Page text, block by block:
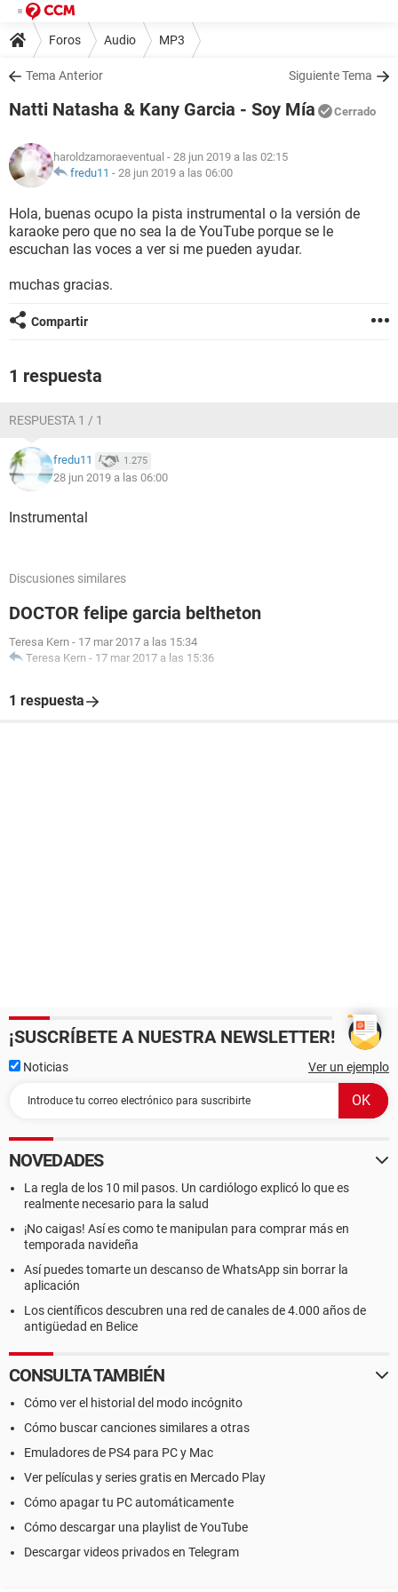
Foros Audio MP3
Tema Anterior Siguiente Tema
Natti Natasha & Kany Garcia - Soy Mía Cerrado
haroldzamoraeventual - 28 jun 2019 a las 02:15
fredu11 - 28 jun 2019 a las 06:00
Hola, buenas ocupo la pista instrumental o la versión de
karaoke pero que no sea la de YouTube porque se le
escuchan las voces a ver si me pueden ayudar.
muchas gracias.
Compartir
1 respuesta
RESPUESTA 1 / 1
fredu11 1.275
28 jun 2019 a las 06:00
Instrumental
Discusiones similares
DOCTOR felipe garcia beltheton
Teresa Kern - 17 mar 2017 a las 15:34
Teresa Kern - 17 mar 2017 a las 15:36
1 respuesta
¡SUSCRÍBETE A NUESTRA NEWSLETTER!
Noticias Ver un ejemplo
NOVEDADES
La regla de los 10 mil pasos. Un cardiólogo explicó lo que es
realmente necesario para la salud
¡No caigas! Así es como te manipulan para comprar más en
temporada navideña
Así puedes tomarte un descanso de WhatsApp sin borrar la
aplicación
Los científicos descubren una red de canales de 4.000 años de
antigüedad en Belice
CONSULTA TAMBIÉN
Cómo ver el historial del modo incógnito
Cómo buscar canciones similares a otras
Emuladores de PS4 para PC y Mac
Ver películas y series gratis en Mercado Play
Cómo apagar tu PC automáticamente
Cómo descargar una playlist de YouTube
Descargar videos privados en Telegram